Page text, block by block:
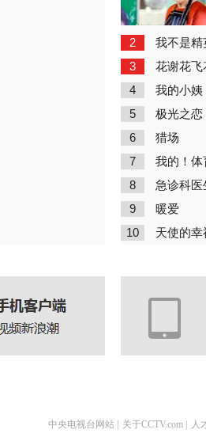
2 我不是精
3 花谢花飞
4 我的小姨
5 极光之恋
6 猎场
7 我的！体
8 急诊科医
9 暖爱
10 天使的幸
中央电视台网站 关于CCTV.com 人